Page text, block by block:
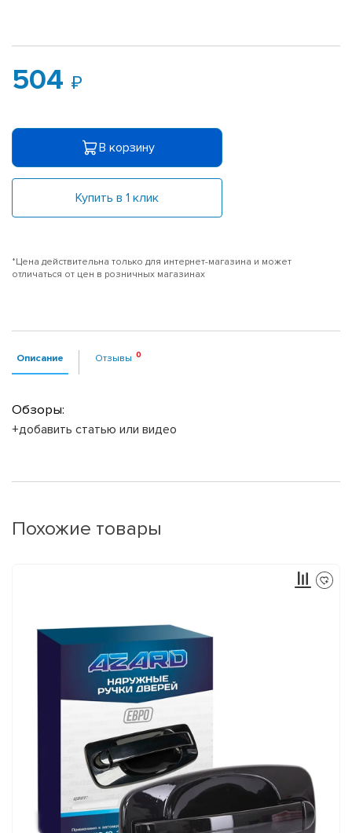
504
В корзину
Купить в 1 клик
*Цена действительна только для интернет-магазина и может
отличаться от цен в розничных магазинах
Описание Отзывы
Обзоры:
+добавить статью или видео
Похожие товары